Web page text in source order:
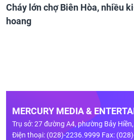
Cháy lớn chợ Biên Hòa, nhiều
hoang
MERCURY MEDIA &
Trụ sở: 27 đường A4, phường Bảy
Điện thoại: (028)-2236.9999 Fax: